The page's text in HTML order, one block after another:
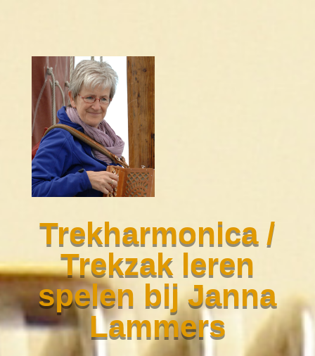
Trekharmonica /
Trekzak leren
spelen bij Janna
Lammers